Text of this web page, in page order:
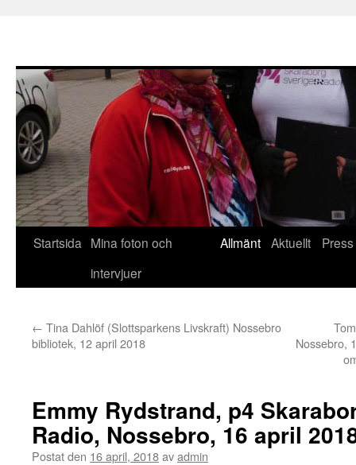
Hoppa
Startsida Mina foton och
intervjuer
Allmänt Aktuellt Press
← Tina Dahlöf (Slottsparkens Livskraft) Nossebro
bibliotek, 12 april 2018
Nossebro,
Emmy Rydstrand, p4
Radio, Nossebro, 16 april
Postat den 16 april, 2018avadmin